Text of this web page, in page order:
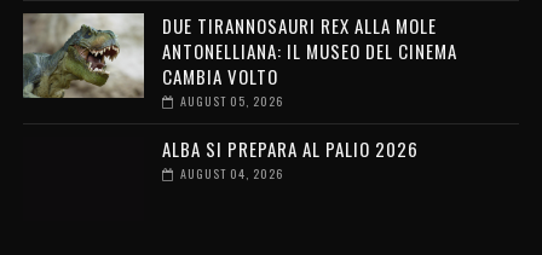
DUE TIRANNOSAURI REX ALLA MOLE
ANTONELLIANA: IL MUSEO DEL CINEMA
CAMBIA VOLTO
AUGUST 05, 2026
ALBA SI PREPARA AL PALIO 2026
AUGUST 04, 2026